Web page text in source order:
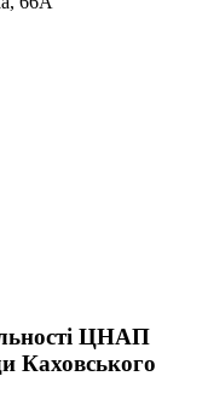
ЦНАП
Каховського